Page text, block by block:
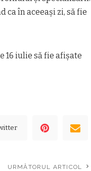
ca în aceeaşi zi, să fie
16 iulie să fie afişate
URMĂTORUL ARTICOL